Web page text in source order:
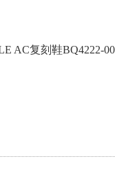
AC复刻鞋BQ4222-